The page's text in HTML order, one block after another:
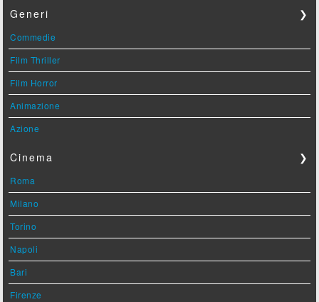
Generi ❯
Commedie
Film Thriller
Film Horror
Animazione
Azione
Cinema ❯
Roma
Milano
Torino
Napoli
Bari
Firenze